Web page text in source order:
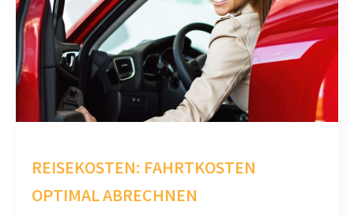
REISEKOSTEN: FAHRTKOSTEN
OPTIMAL ABRECHNEN